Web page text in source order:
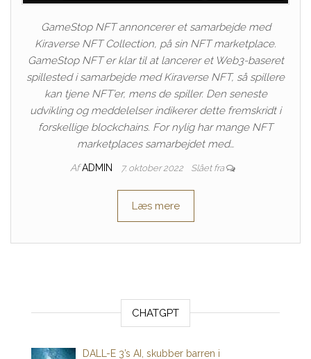
GameStop NFT annoncerer et samarbejde med
Kiraverse NFT Collection, på sin NFT marketplace.
GameStop NFT er klar til at lancerer et Web3-baseret
spillested i samarbejde med Kiraverse NFT, så spillere
kan tjene NFT’er, mens de spiller. Den seneste
udvikling og meddelelser indikerer dette fremskridt i
forskellige blockchains. For nylig har mange NFT
marketplaces samarbejdet med…
Af ADMIN 7. oktober 2022 Slået fra
Læs mere
CHATGPT
DALL-E 3’s AI, skubber barren i